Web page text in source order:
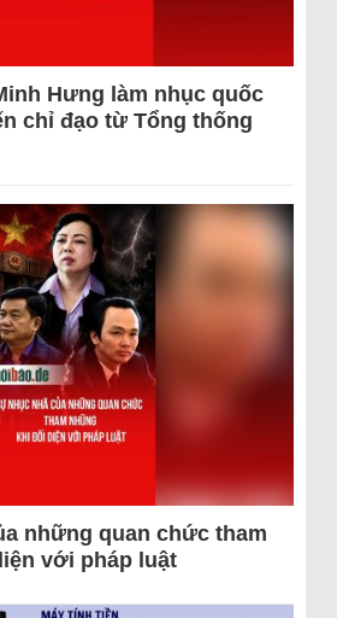
Hưng làm nhục quốc
chỉ đạo từ Tổng thống
những quan chức tham
với pháp luật